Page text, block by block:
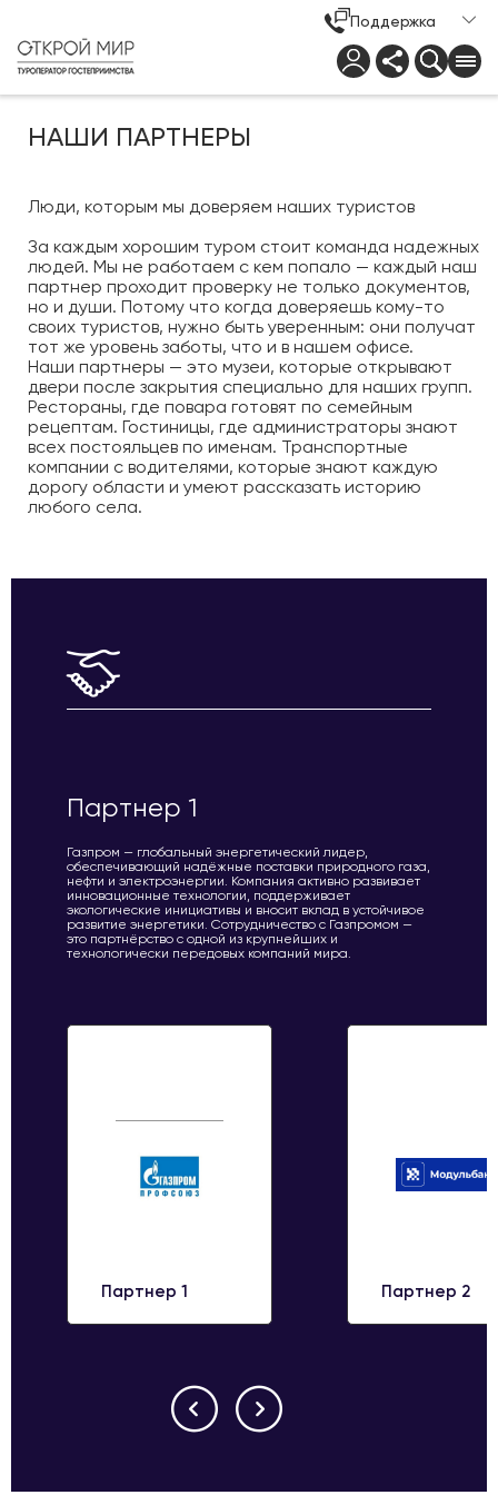
Поддержка
НАШИ ПАРТНЕРЫ
Люди, которым мы доверяем наших туристов
За каждым хорошим туром стоит команда надежных
людей. Мы не работаем с кем попало — каждый наш
партнер проходит проверку не только документов,
но и души. Потому что когда доверяешь кому-то
своих туристов, нужно быть уверенным: они получат
тот же уровень заботы, что и в нашем офисе.
Наши партнеры — это музеи, которые открывают
двери после закрытия специально для наших групп.
Рестораны, где повара готовят по семейным
рецептам. Гостиницы, где администраторы знают
всех постояльцев по именам. Транспортные
компании с водителями, которые знают каждую
дорогу области и умеют рассказать историю
любого села.
Партнер 1
Газпром — глобальный энергетический лидер,
обеспечивающий надёжные поставки природного газа,
нефти и электроэнергии. Компания активно развивает
инновационные технологии, поддерживает
экологические инициативы и вносит вклад в устойчивое
развитие энергетики. Сотрудничество с Газпромом —
это партнёрство с одной из крупнейших и
технологически передовых компаний мира.
Партнер 1 Партнер 2